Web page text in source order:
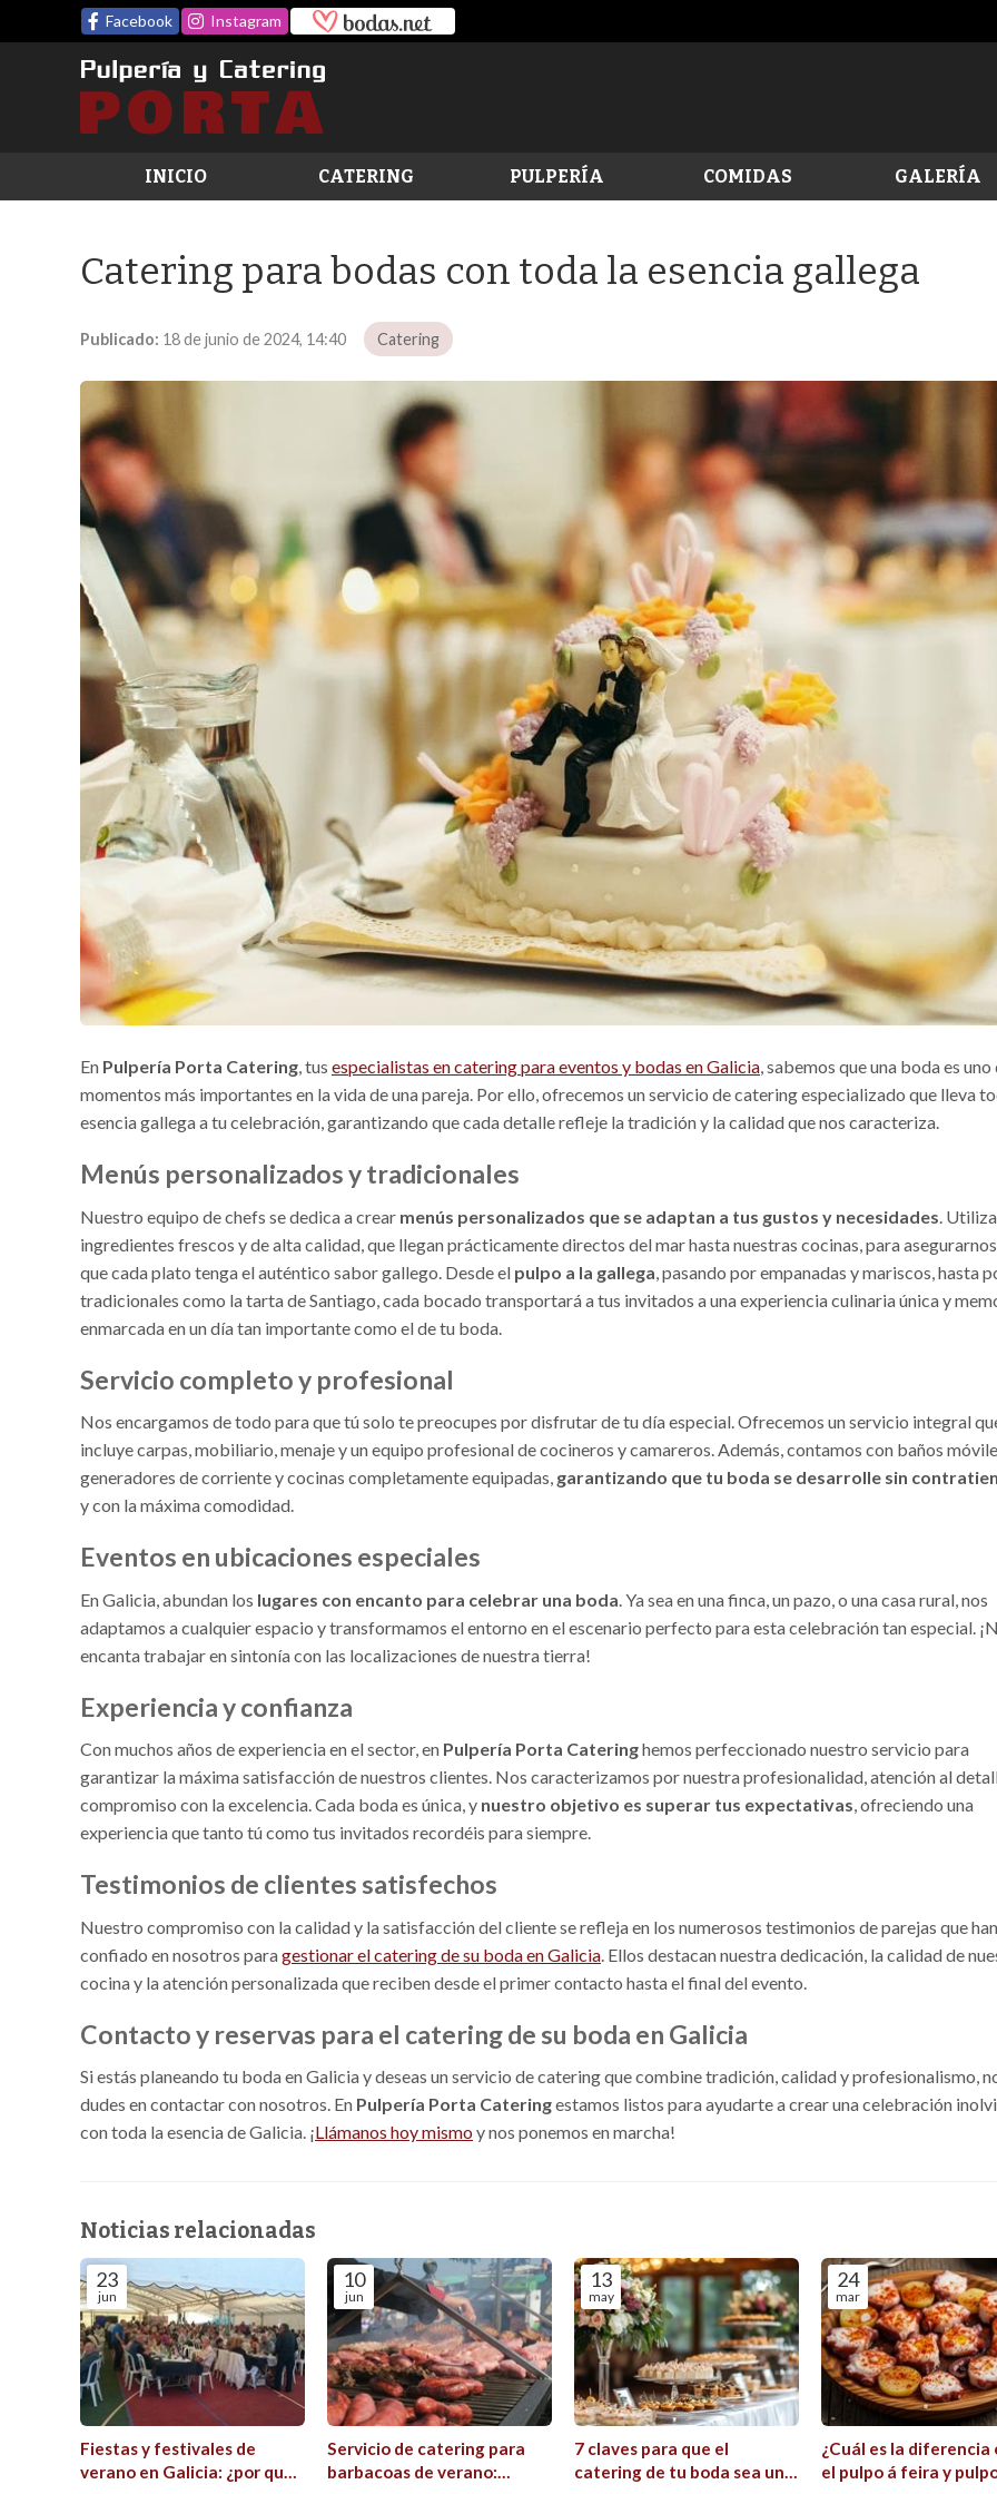
Facebook Instagram
INICIO CATERING PULPERÍA COMIDAS GALERÍA
Catering para bodas con toda la esencia gallega
Publicado: 18 de junio de 2024, 14:40 Catering
En Pulpería Porta Catering, tus especialistas en catering para eventos y bodas en Galicia, sabemos que una boda es uno
momentos más importantes en la vida de una pareja. Por ello, ofrecemos un servicio de catering especializado que lleva
esencia gallega a tu celebración, garantizando que cada detalle refleje la tradición y la calidad que nos caracteriza.
Menús personalizados y tradicionales
Nuestro equipo de chefs se dedica a crear menús personalizados que se adaptan a tus gustos y necesidades.
ingredientes frescos y de alta calidad, que llegan prácticamente directos del mar hasta nuestras cocinas, para
que cada plato tenga el auténtico sabor gallego. Desde el pulpo a la gallega, pasando por empanadas y mariscos, hasta
tradicionales como la tarta de Santiago, cada bocado transportará a tus invitados a una experiencia culinaria única y
enmarcada en un día tan importante como el de tu boda.
Servicio completo y profesional
Nos encargamos de todo para que tú solo te preocupes por disfrutar de tu día especial. Ofrecemos un servicio integral
incluye carpas, mobiliario, menaje y un equipo profesional de cocineros y camareros. Además, contamos con baños
generadores de corriente y cocinas completamente equipadas, garantizando que tu boda se desarrolle sin
y con la máxima comodidad.
Eventos en ubicaciones especiales
En Galicia, abundan los lugares con encanto para celebrar una boda. Ya sea en una finca, un pazo, o una casa rural, nos
adaptamos a cualquier espacio y transformamos el entorno en el escenario perfecto para esta celebración tan especial.
encanta trabajar en sintonía con las localizaciones de nuestra tierra!
Experiencia y confianza
Con muchos años de experiencia en el sector, en Pulpería Porta Cateringhemos perfeccionado nuestro servicio para
garantizar la máxima satisfacción de nuestros clientes. Nos caracterizamos por nuestra profesionalidad, atención al
compromiso con la excelencia. Cada boda es única, y nuestro objetivo es superar tus expectativas, ofreciendo una
experiencia que tanto tú como tus invitados recordéis para siempre.
Testimonios de clientes satisfechos
Nuestro compromiso con la calidad y la satisfacción del cliente se refleja en los numerosos testimonios de parejas que han
confiado en nosotros paragestionar el catering de su boda en Galicia. Ellos destacan nuestra dedicación, la calidad de
cocina y la atención personalizada que reciben desde el primer contacto hasta el final del evento.
Contacto y reservas para el catering de su boda en Galicia
Si estás planeando tu boda en Galicia y deseas un servicio de catering que combine tradición, calidad y profesionalismo,
dudes en contactar con nosotros. En Pulpería Porta Cateringestamos listos para ayudarte a crear una celebración
con toda la esencia de Galicia. ¡Llámanos hoy mismo y nos ponemos en marcha!
Noticias relacionadas
23
jun
Fiestas y festivales de
verano en Galicia: ¿por qué
10
jun
Servicio de catering para
barbacoas de verano:
13
may
7 claves para que el
catering de tu boda sea un
24
mar
¿Cuál es la diferencia
el pulpo á feira y